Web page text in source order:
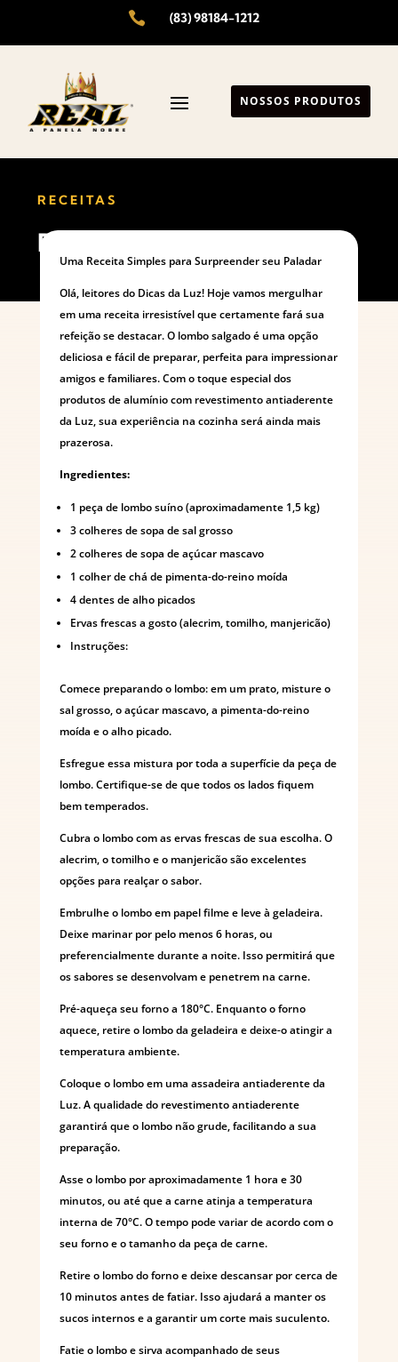
 (83) 98184-1212
NOSSOS PRODUTOS
RECEITAS
Delicioso Lombo Salgado
Uma Receita Simples para Surpreender seu Paladar
Olá, leitores do Dicas da Luz! Hoje vamos mergulhar
em uma receita irresistível que certamente fará sua
refeição se destacar. O lombo salgado é uma opção
deliciosa e fácil de preparar, perfeita para impressionar
amigos e familiares. Com o toque especial dos
produtos de alumínio com revestimento antiaderente
da Luz, sua experiência na cozinha será ainda mais
prazerosa.
Ingredientes:
1 peça de lombo suíno (aproximadamente 1,5 kg)
3 colheres de sopa de sal grosso
2 colheres de sopa de açúcar mascavo
1 colher de chá de pimenta-do-reino moída
4 dentes de alho picados
Ervas frescas a gosto (alecrim, tomilho, manjericão)
Instruções:
Comece preparando o lombo: em um prato, misture o
sal grosso, o açúcar mascavo, a pimenta-do-reino
moída e o alho picado.
Esfregue essa mistura por toda a superfície da peça de
lombo. Certifique-se de que todos os lados fiquem
bem temperados.
Cubra o lombo com as ervas frescas de sua escolha. O
alecrim, o tomilho e o manjericão são excelentes
opções para realçar o sabor.
Embrulhe o lombo em papel filme e leve à geladeira.
Deixe marinar por pelo menos 6 horas, ou
preferencialmente durante a noite. Isso permitirá que
os sabores se desenvolvam e penetrem na carne.
Pré-aqueça seu forno a 180°C. Enquanto o forno
aquece, retire o lombo da geladeira e deixe-o atingir a
temperatura ambiente.
Coloque o lombo em uma assadeira antiaderente da
Luz. A qualidade do revestimento antiaderente
garantirá que o lombo não grude, facilitando a sua
preparação.
Asse o lombo por aproximadamente 1 hora e 30
minutos, ou até que a carne atinja a temperatura
interna de 70°C. O tempo pode variar de acordo com o
seu forno e o tamanho da peça de carne.
Retire o lombo do forno e deixe descansar por cerca de
10 minutos antes de fatiar. Isso ajudará a manter os
sucos internos e a garantir um corte mais suculento.
Fatie o lombo e sirva acompanhado de seus